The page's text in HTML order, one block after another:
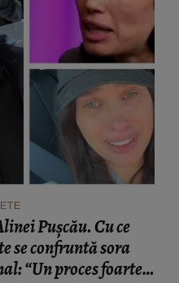
Pușcău. Cu ce
se confruntă sora
“Un proces foarte